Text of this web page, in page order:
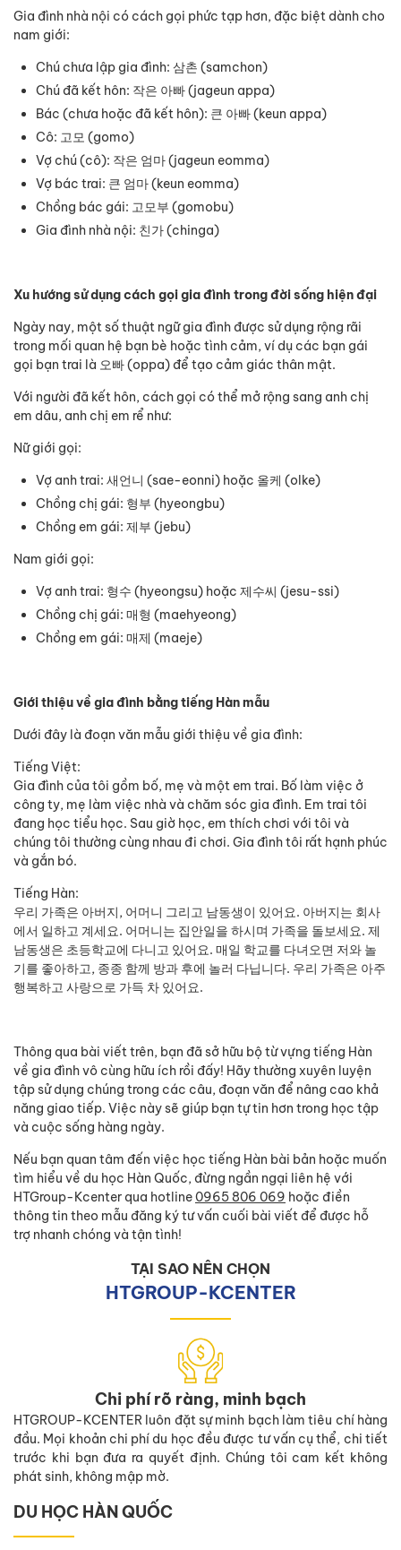
Gia đình nhà nội có cách gọi phức tạp hơn, đặc biệt dành cho
nam giới:
Chú chưa lập gia đình: 삼촌 (samchon)
Chú đã kết hôn: 작은 아빠 (jageun appa)
Bác (chưa hoặc đã kết hôn): 큰 아빠 (keun appa)
Cô: 고모 (gomo)
Vợ chú (cô): 작은 엄마 (jageun eomma)
Vợ bác trai: 큰 엄마 (keun eomma)
Chồng bác gái: 고모부 (gomobu)
Gia đình nhà nội: 친가 (chinga)
Xu hướng sử dụng cách gọi gia đình trong đời sống hiện đại
Ngày nay, một số thuật ngữ gia đình được sử dụng rộng rãi
trong mối quan hệ bạn bè hoặc tình cảm, ví dụ các bạn gái
gọi bạn trai là 오빠 (oppa) để tạo cảm giác thân mật.
Với người đã kết hôn, cách gọi có thể mở rộng sang anh chị
em dâu, anh chị em rể như:
Nữ giới gọi:
Vợ anh trai: 새언니 (sae-eonni) hoặc 올케 (olke)
Chồng chị gái: 형부 (hyeongbu)
Chồng em gái: 제부 (jebu)
Nam giới gọi:
Vợ anh trai: 형수 (hyeongsu) hoặc 제수씨 (jesu-ssi)
Chồng chị gái: 매형 (maehyeong)
Chồng em gái: 매제 (maeje)
Giới thiệu về gia đình bằng tiếng Hàn mẫu
Dưới đây là đoạn văn mẫu giới thiệu về gia đình:
Tiếng Việt:
Gia đình của tôi gồm bố, mẹ và một em trai. Bố làm việc ở
công ty, mẹ làm việc nhà và chăm sóc gia đình. Em trai tôi
đang học tiểu học. Sau giờ học, em thích chơi với tôi và
chúng tôi thường cùng nhau đi chơi. Gia đình tôi rất hạnh phúc
và gắn bó.
Tiếng Hàn:
우리 가족은 아버지, 어머니 그리고 남동생이 있어요. 아버지는 회사
에서 일하고 계세요. 어머니는 집안일을 하시며 가족을 돌보세요. 제
남동생은 초등학교에 다니고 있어요. 매일 학교를 다녀오면 저와 놀
기를 좋아하고, 종종 함께 방과 후에 놀러 다닙니다. 우리 가족은 아주
행복하고 사랑으로 가득 차 있어요.
Thông qua bài viết trên, bạn đã sở hữu bộ từ vựng tiếng Hàn
về gia đình vô cùng hữu ích rồi đấy! Hãy thường xuyên luyện
tập sử dụng chúng trong các câu, đoạn văn để nâng cao khả
năng giao tiếp. Việc này sẽ giúp bạn tự tin hơn trong học tập
và cuộc sống hàng ngày.
Nếu bạn quan tâm đến việc học tiếng Hàn bài bản hoặc muốn
tìm hiểu về du học Hàn Quốc, đừng ngần ngại liên hệ với
HTGroup-Kcenter qua hotline0965 806 069 hoặc điền
thông tin theo mẫu đăng ký tư vấn cuối bài viết để được hỗ
trợ nhanh chóng và tận tình!
TẠI SAO NÊN CHỌN
HTGROUP-KCENTER
Chi phí rõ ràng, minh bạch
HTGROUP-KCENTER luôn đặt sự minh bạch làm tiêu chí hàng
đầu. Mọi khoản chi phí du học đều được tư vấn cụ thể, chi tiết
trước khi bạn đưa ra quyết định. Chúng tôi cam kết không
phát sinh, không mập mờ.
DU HỌC HÀN QUỐC